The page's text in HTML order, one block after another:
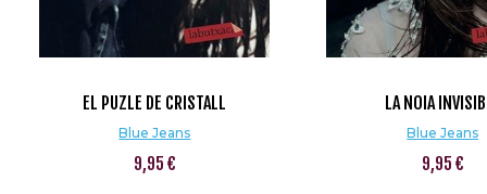
EL PUZLE DE CRISTALL
Blue Jeans
9,95 €
LA NOIA
Blue Jeans
9,95 €